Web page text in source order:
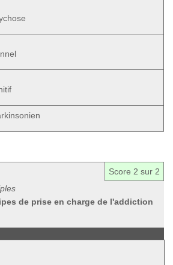
Score 2 sur 2
de prise en charge de l'addiction